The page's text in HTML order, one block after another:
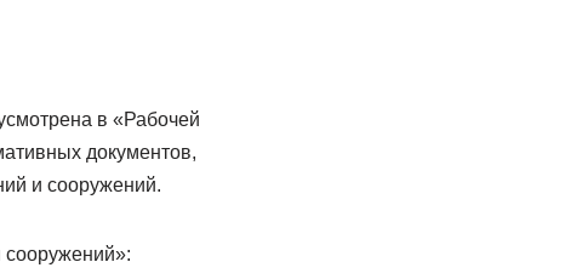
в «Рабочей
документов,
и сооружений.